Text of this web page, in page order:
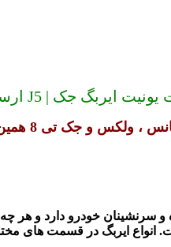
خودرو دارد و هر